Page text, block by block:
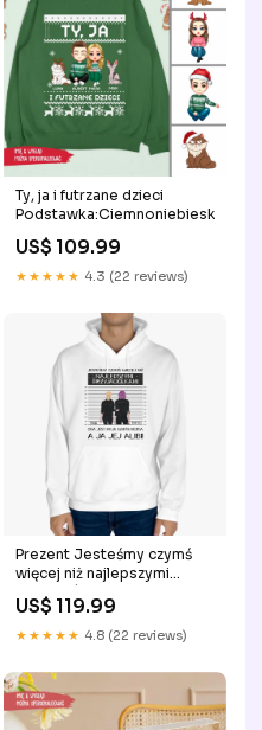
Ty, ja i futrzane dzieci
Podstawka:Ciemnoniebieski
US$ 109.99
★★★★★ 4.3 (22 reviews)
Prezent Jesteśmy czymś
więcej niż najlepszymi
ROZMIAR:One Size
US$ 119.99
★★★★★ 4.8 (22 reviews)